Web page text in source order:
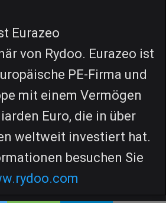
Eurazeo
von Rydoo. Eurazeo ist
PE-Firma und
mit einem Vermögen
Euro, die in über
weltweit investiert hat.
besuchen Sie